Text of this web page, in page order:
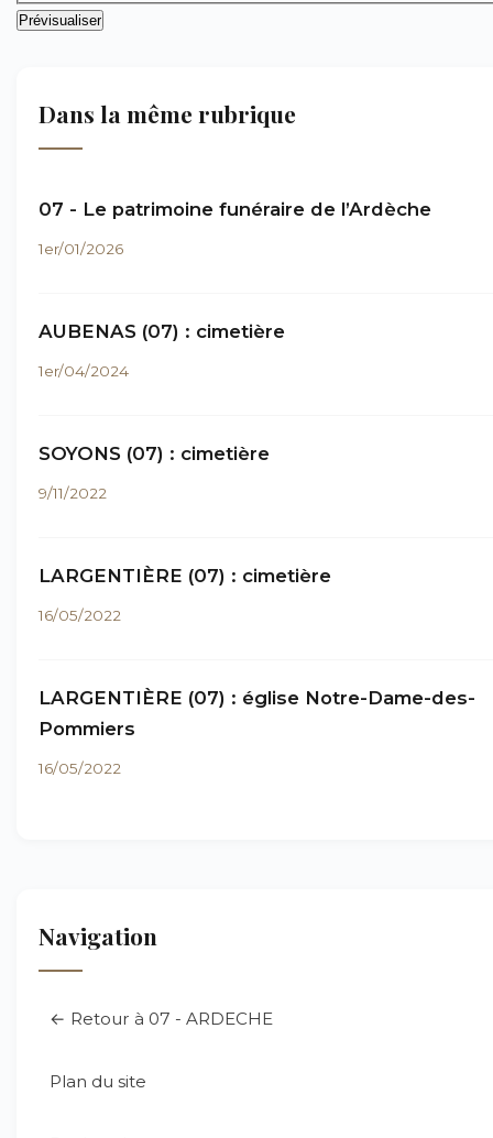
Dans la même rubrique
07 - Le patrimoine funéraire de l’Ardèche
1er/01/2026
AUBENAS (07) : cimetière
1er/04/2024
SOYONS (07) : cimetière
9/11/2022
LARGENTIÈRE (07) : cimetière
16/05/2022
LARGENTIÈRE (07) : église Notre-Dame-des-
Pommiers
16/05/2022
Navigation
← Retour à 07 - ARDECHE
Plan du site